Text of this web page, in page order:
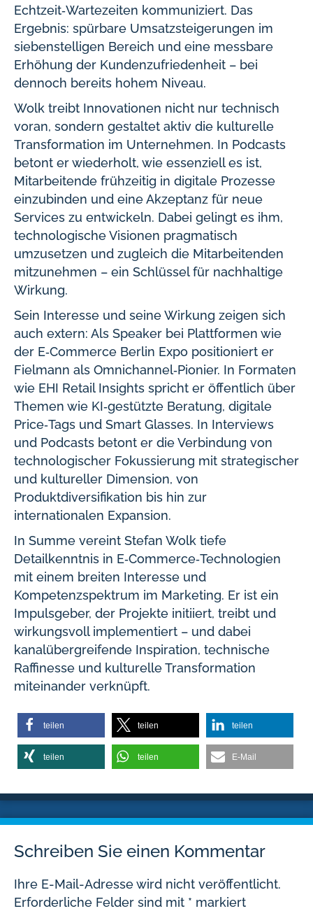
Echtzeit‑Wartezeiten kommuniziert. Das
Ergebnis: spürbare Umsatzsteigerungen im
siebenstelligen Bereich und eine messbare
Erhöhung der Kundenzufriedenheit – bei
dennoch bereits hohem Niveau.
Wolk treibt Innovationen nicht nur technisch
voran, sondern gestaltet aktiv die kulturelle
Transformation im Unternehmen. In Podcasts
betont er wiederholt, wie essenziell es ist,
Mitarbeitende frühzeitig in digitale Prozesse
einzubinden und eine Akzeptanz für neue
Services zu entwickeln. Dabei gelingt es ihm,
technologische Visionen pragmatisch
umzusetzen und zugleich die Mitarbeitenden
mitzunehmen – ein Schlüssel für nachhaltige
Wirkung.
Sein Interesse und seine Wirkung zeigen sich
auch extern: Als Speaker bei Plattformen wie
der E‑Commerce Berlin Expo positioniert er
Fielmann als Omnichannel‑Pionier. In Formaten
wie EHI Retail Insights spricht er öffentlich über
Themen wie KI‑gestützte Beratung, digitale
Price‑Tags und Smart Glasses. In Interviews
und Podcasts betont er die Verbindung von
technologischer Fokussierung mit strategischer
und kultureller Dimension, von
Produktdiversifikation bis hin zur
internationalen Expansion.
In Summe vereint Stefan Wolk tiefe
Detailkenntnis in E‑Commerce‑Technologien
mit einem breiten Interesse und
Kompetenzspektrum im Marketing. Er ist ein
Impulsgeber, der Projekte initiiert, treibt und
wirkungsvoll implementiert – und dabei
kanalübergreifende Inspiration, technische
Raffinesse und kulturelle Transformation
miteinander verknüpft.
teilen teilen teilen
teilen teilen E-Mail
Schreiben Sie einen Kommentar
Ihre E-Mail-Adresse wird nicht veröffentlicht.
Erforderliche Felder sind mit * markiert